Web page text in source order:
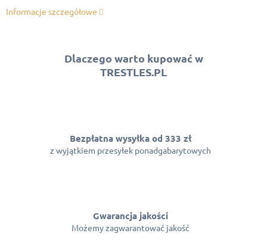
Informacje szczegółowe
Dlaczego warto kupować w
TRESTLES.PL
Bezpłatna wysyłka od 333 zł
z wyjątkiem przesyłek ponadgabarytowych
Gwarancja jakości
Możemy zagwarantować jakość